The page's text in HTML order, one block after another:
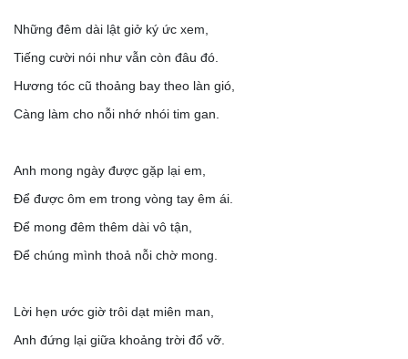
Những đêm dài lật giở ký ức xem,
Tiếng cười nói như vẫn còn đâu đó.
Hương tóc cũ thoảng bay theo làn gió,
Càng làm cho nỗi nhớ nhói tim gan.
Anh mong ngày được gặp lại em,
Để được ôm em trong vòng tay êm ái.
Để mong đêm thêm dài vô tận,
Để chúng mình thoả nỗi chờ mong.
Lời hẹn ước giờ trôi dạt miên man,
Anh đứng lại giữa khoảng trời đổ vỡ.